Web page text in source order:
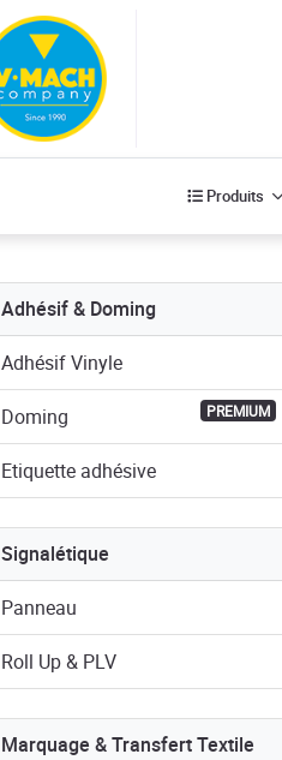
Produits
Produits
Adhésif & Doming
Adhésif Vinyle
Doming PREMIUM
Etiquette adhésive
Signalétique
Panneau
Roll Up & PLV
Marquage & Transfert Textile